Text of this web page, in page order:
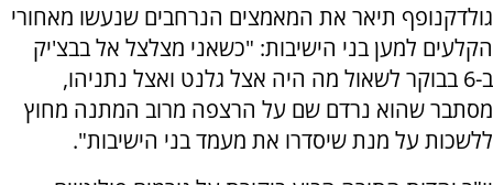
גולדקנופף תיאר את המאמצים הנרחבים שנעשו מאחורי
הקלעים למען בני הישיבות: "כשאני מצלצל אל בבצ'יק
ב-6 בבוקר לשאול מה היה אצל גלנט ואצל נתניהו,
מסתבר שהוא נרדם שם על הרצפה מרוב המתנה מחוץ
ללשכות על מנת שיסדרו את מעמד בני הישיבות".